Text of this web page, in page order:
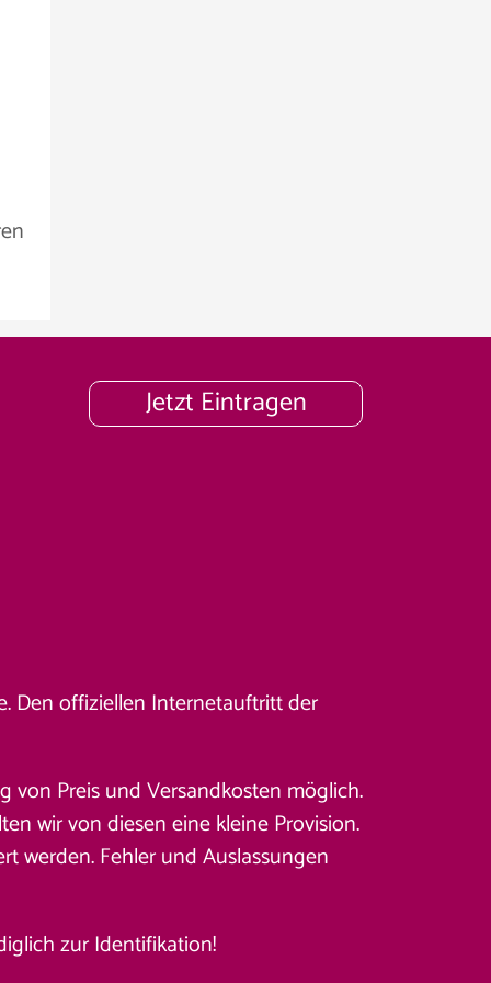
Jetzt Eintragen
Den offiziellen Internetauftritt der
von Preis und Versandkosten möglich.
wir von diesen eine kleine Provision.
werden. Fehler und Auslassungen
zur Identifikation!